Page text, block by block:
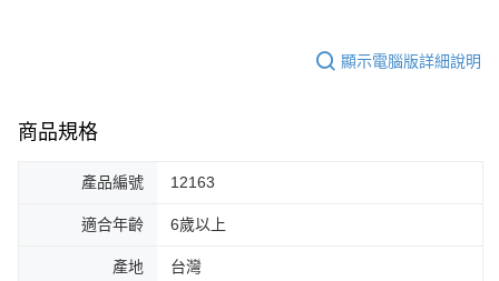
顯示電腦版詳細說明
商品規格
產品編號 12163
適合年齡 6歲以上
產地 台灣